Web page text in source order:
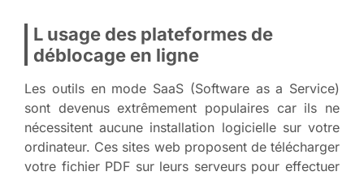
L usage des plateformes de
déblocage en ligne
Les outils en mode SaaS (Software as a Service)
sont devenus extrêmement populaires car ils ne
nécessitent aucune installation logicielle sur votre
ordinateur. Ces sites web proposent de télécharger
votre fichier PDF sur leurs serveurs pour effectuer